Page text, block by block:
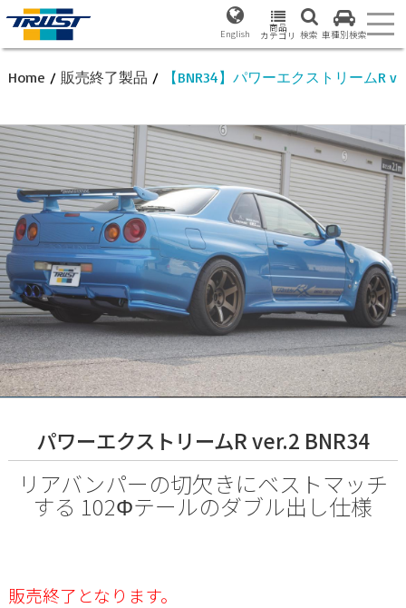
English 商品
カテゴリ 検索 車種別検索
Home / 販売終了製品 / 【BNR34】パワーエクストリームR
パワーエクストリームR ver.2 BNR34
リアバンパーの切欠きにベストマッチ
する 102Φテールのダブル出し仕様
販売終了となります。